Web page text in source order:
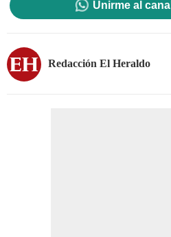
Unirme al
Redacción El Heraldo